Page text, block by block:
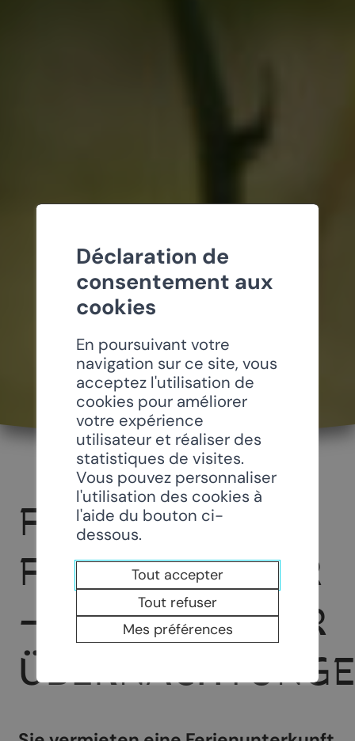
FRAGEBOGEN
FÜR VERMIETER
– MELDUNG DER
Déclaration de
consentement aux
cookies
En poursuivant votre
navigation sur ce site, vous
acceptez l'utilisation de
cookies pour améliorer
votre expérience
utilisateur et réaliser des
statistiques de visites.
Vous pouvez personnaliser
l'utilisation des cookies à
l'aide du bouton ci-
dessous.
Tout accepter
Tout refuser
Mes préférences